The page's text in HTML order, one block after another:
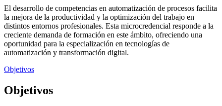
El desarrollo de competencias en automatización de procesos facilita
la mejora de la productividad y la optimización del trabajo en
distintos entornos profesionales. Esta microcredencial responde a la
creciente demanda de formación en este ámbito, ofreciendo una
oportunidad para la especialización en tecnologías de
automatización y transformación digital.
Objetivos
Objetivos